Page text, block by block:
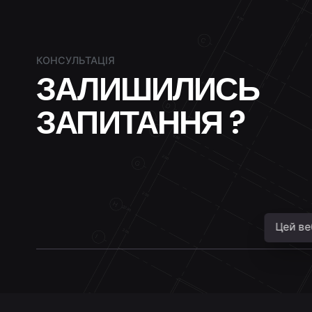
КОНСУЛЬТАЦІЯ
ЗАЛИШИЛИСЬ
ЗАПИТАННЯ ?
Цей